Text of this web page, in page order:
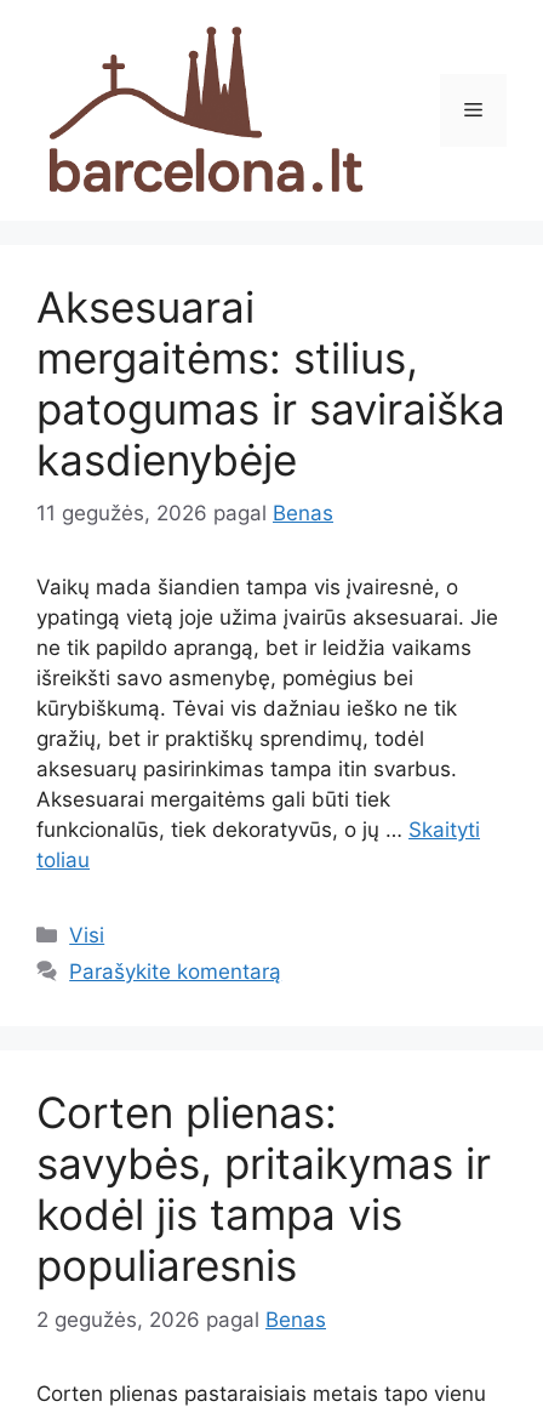
Meniu
Aksesuarai
mergaitėms: stilius,
patogumas ir saviraiška
kasdienybėje
11 gegužės, 2026 pagal Benas
Vaikų mada šiandien tampa vis įvairesnė, o
ypatingą vietą joje užima įvairūs aksesuarai. Jie
ne tik papildo aprangą, bet ir leidžia vaikams
išreikšti savo asmenybę, pomėgius bei
kūrybiškumą. Tėvai vis dažniau ieško ne tik
gražių, bet ir praktiškų sprendimų, todėl
aksesuarų pasirinkimas tampa itin svarbus.
Aksesuarai mergaitėms gali būti tiek
funkcionalūs, tiek dekoratyvūs, o jų … Skaityti
toliau
Kategorijos
Visi
Parašykite komentarą
Corten plienas:
savybės, pritaikymas ir
kodėl jis tampa vis
populiaresnis
2 gegužės, 2026 pagal Benas
Corten plienas pastaraisiais metais tapo vienu